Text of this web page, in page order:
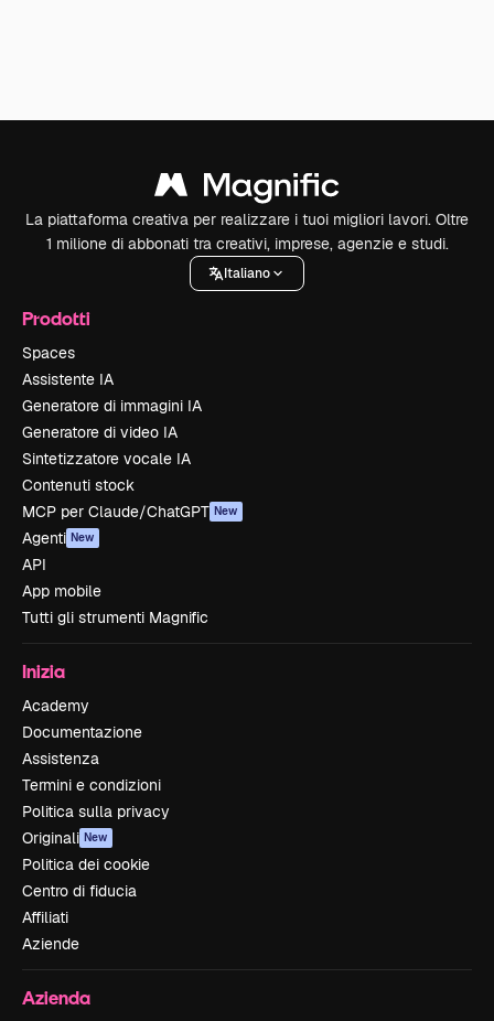
La piattaforma creativa per realizzare i tuoi migliori lavori. Oltre
1 milione di abbonati tra creativi, imprese, agenzie e studi.
Italiano
Prodotti
Spaces
Assistente IA
Generatore di immagini IA
Generatore di video IA
Sintetizzatore vocale IA
Contenuti stock
MCP per Claude/ChatGPT New
Agenti New
API
App mobile
Tutti gli strumenti Magnific
Inizia
Academy
Documentazione
Assistenza
Termini e condizioni
Politica sulla privacy
Originali New
Politica dei cookie
Centro di fiducia
Affiliati
Aziende
Azienda